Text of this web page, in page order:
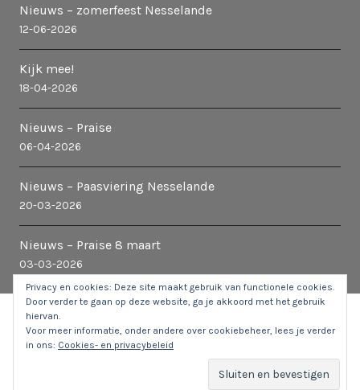
Nieuws – zomerfeest Nesselande
12-06-2026
Kijk mee!
18-04-2026
Nieuws – Praise
06-04-2026
Nieuws – Paasviering Nesselande
20-03-2026
Nieuws – Praise 8 maart
03-03-2026
© 2026 Kerk in Nesselande
webbeheerder
CONTACT
Privacy en cookies: Deze site maakt gebruik van functionele cookies.
Door verder te gaan op deze website, ga je akkoord met het gebruik
hiervan.
Voor meer informatie, onder andere over cookiebeheer, lees je verder
in ons: Cookies- en privacybeleid